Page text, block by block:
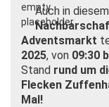
Auch in
Adventsmarkt
2025, von 09:30
Stand rund um
Flecken
Mal!